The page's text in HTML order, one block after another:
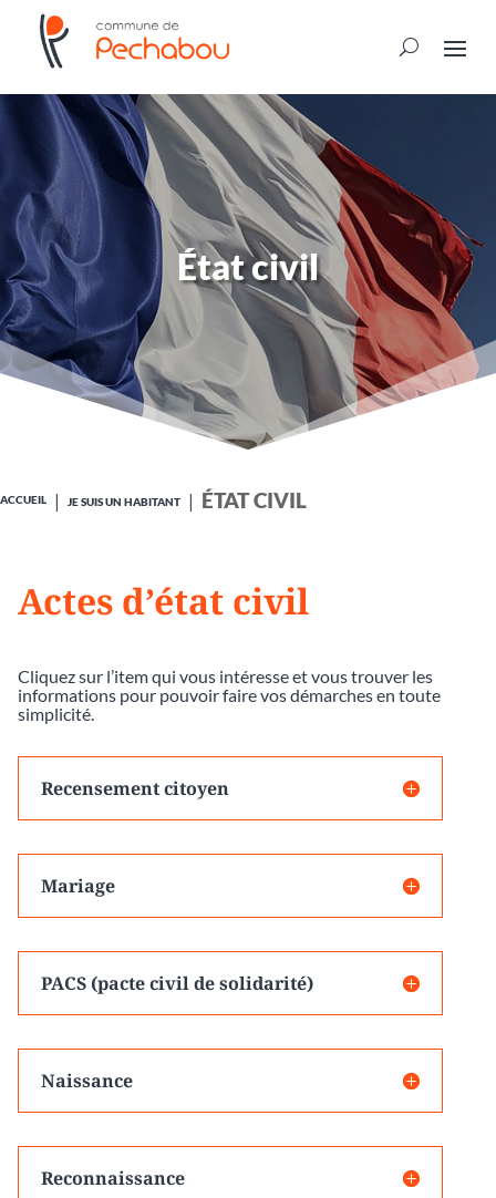
État civil
ACCUEIL JE SUIS UN HABITANT ÉTAT CIVIL
Actes d’état civil
Cliquez sur l’item qui vous intéresse et vous trouver les
informations pour pouvoir faire vos démarches en toute
simplicité.
Recensement citoyen
Mariage
PACS (pacte civil de solidarité)
Naissance
Reconnaissance